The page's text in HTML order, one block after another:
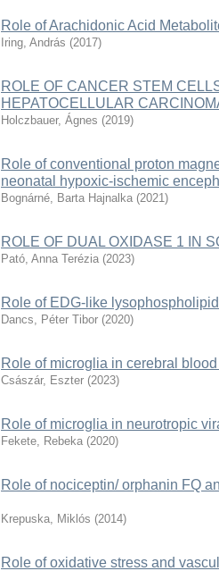
Role of Arachidonic Acid
Iring, András (2017)
ROLE OF CANCER STEM
HEPATOCELLULAR
Holczbauer, Ágnes (2019)
Role of conventional proton
neonatal hypoxic-ischemic
Bognárné, Barta Hajnalka (2021)
ROLE OF DUAL OXIDASE 1 IN
Pató, Anna Terézia (2023)
Role of EDG-like
Dancs, Péter Tibor (2020)
Role of microglia in cerebral
Császár, Eszter (2023)
Role of microglia in neurotropic
Fekete, Rebeka (2020)
Role of nociceptin/ orphanin FQ
Krepuska, Miklós (2014)
Role of oxidative stress and